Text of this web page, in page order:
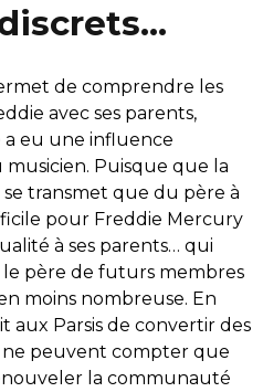
de comprendre les
avec ses parents,
a eu une influence
Puisque que la
transmet que du père à
pour Freddie Mercury
à ses parents… qui
le père de futurs membres
moins nombreuse. En
aux Parsis de convertir des
peuvent compter que
la communauté